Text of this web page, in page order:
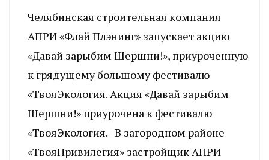
Челябинская строительная компания
АПРИ «Флай Плэнинг» запускает акцию
«Давай зарыбим Шершни!», приуроченную
к грядущему большому фестивалю
«ТвояЭкология. Акция «Давай зарыбим
Шершни!» приурочена к фестивалю
«ТвояЭкология. В загородном районе
«ТвояПривилегия» застройщик АПРИ